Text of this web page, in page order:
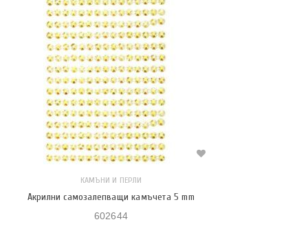
КАМЪНИ И ПЕРЛИ
Акрилни самозалепващи камъчета 5 mm
602644